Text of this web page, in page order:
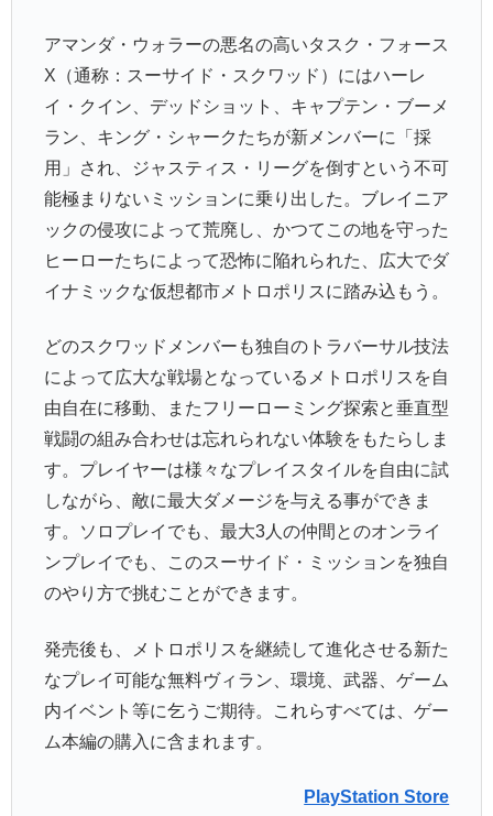
アマンダ・ウォラーの悪名の高いタスク・フォース
X（通称：スーサイド・スクワッド）にはハーレ
イ・クイン、デッドショット、キャプテン・ブーメ
ラン、キング・シャークたちが新メンバーに「採
用」され、ジャスティス・リーグを倒すという不可
能極まりないミッションに乗り出した。ブレイニア
ックの侵攻によって荒廃し、かつてこの地を守った
ヒーローたちによって恐怖に陥れられた、広大でダ
イナミックな仮想都市メトロポリスに踏み込もう。
どのスクワッドメンバーも独自のトラバーサル技法
によって広大な戦場となっているメトロポリスを自
由自在に移動、またフリーローミング探索と垂直型
戦闘の組み合わせは忘れられない体験をもたらしま
す。プレイヤーは様々なプレイスタイルを自由に試
しながら、敵に最大ダメージを与える事ができま
す。ソロプレイでも、最大3人の仲間とのオンライ
ンプレイでも、このスーサイド・ミッションを独自
のやり方で挑むことができます。
発売後も、メトロポリスを継続して進化させる新た
なプレイ可能な無料ヴィラン、環境、武器、ゲーム
内イベント等に乞うご期待。これらすべては、ゲー
ム本編の購入に含まれます。
PlayStation Store